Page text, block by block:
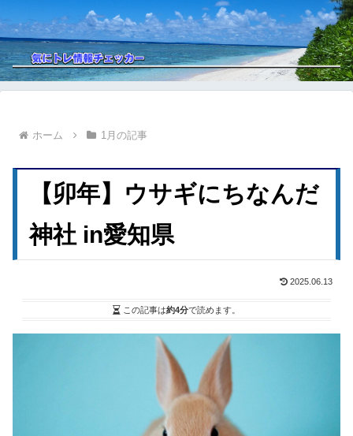
ホーム 1月の記事
【卯年】ウサギにちなんだ
神社 in愛知県
2025.06.13
この記事は約4分で読めます。